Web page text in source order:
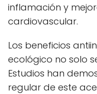
inflamación y
cardiovascular.
Los beneficios
ecológico no solo
Estudios han
regular de este